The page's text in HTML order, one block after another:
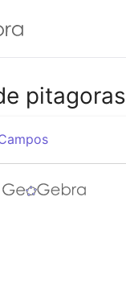
pitagoras